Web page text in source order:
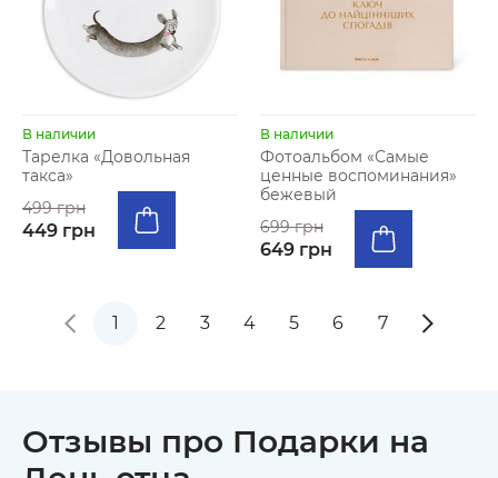
В наличии
Тарелка «Довольная
такса»
499 грн
449 грн
В наличии
Фотоальбом «Самые
ценные воспоминания»
бежевый
699 грн
649 грн
1 2 3 4 5 6 7
Отзывы про Подарки на